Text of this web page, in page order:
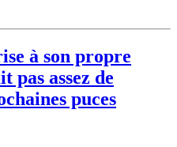
à son propre
pas assez de
puces